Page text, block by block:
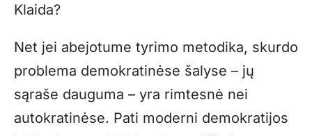
Klaida?
Net jei abejotume tyrimo metodika, skurdo
problema demokratinėse šalyse – jų
sąraše dauguma – yra rimtesnė nei
autokratinėse. Pati moderni demokratijos